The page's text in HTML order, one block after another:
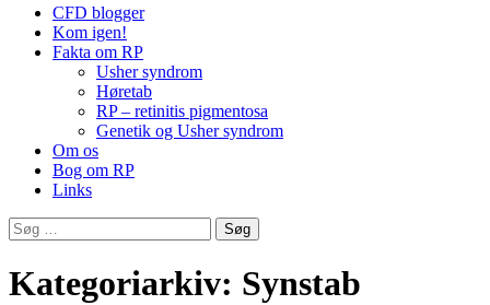
CFD blogger
Kom igen!
Fakta om RP
Usher syndrom
Høretab
RP – retinitis pigmentosa
Genetik og Usher syndrom
Om os
Bog om RP
Links
Søg
efter:
Kategoriarkiv: Synstab